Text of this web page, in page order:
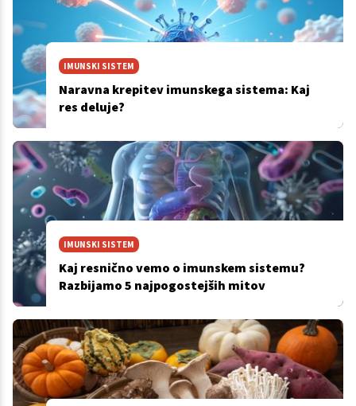
IMUNSKI SISTEM
Naravna krepitev imunskega sistema: Kaj
res deluje?
IMUNSKI SISTEM
Kaj resnično vemo o imunskem sistemu?
Razbijamo 5 najpogostejših mitov